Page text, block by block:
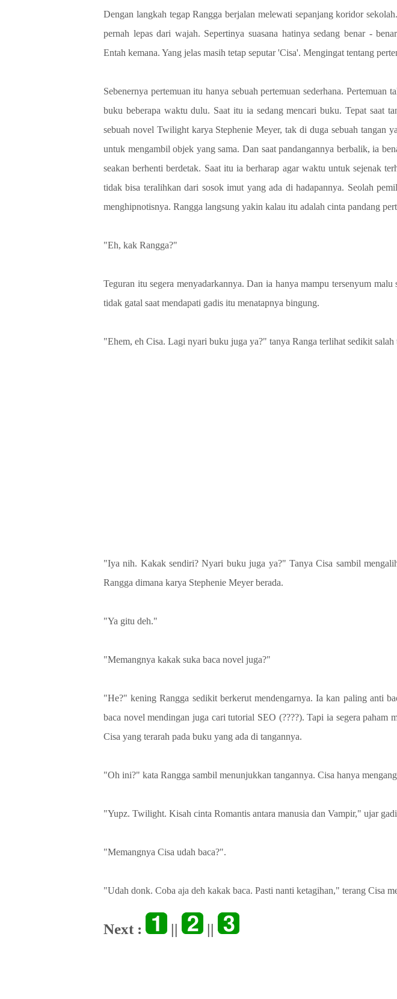
Dengan langkah tegap Rangga berjalan melewati sepanjang koridor sekolah.
pernah lepas dari wajah. Sepertinya suasana hatinya sedang benar -
Entah kemana. Yang jelas masih tetap seputar 'Cisa'. Mengingat tentang
Sebenernya pertemuan itu hanya sebuah pertemuan sederhana. Pertemuan
buku beberapa waktu dulu. Saat itu ia sedang mencari buku. Tepat saat
sebuah novel Twilight karya Stephenie Meyer, tak di duga sebuah tangan
untuk mengambil objek yang sama. Dan saat pandangannya berbalik, ia
seakan berhenti berdetak. Saat itu ia berharap agar waktu untuk sejenak
tidak bisa teralihkan dari sosok imut yang ada di hadapannya. Seolah
menghipnotisnya. Rangga langsung yakin kalau itu adalah cinta pandang
"Eh, kak Rangga?"
Teguran itu segera menyadarkannya. Dan ia hanya mampu tersenyum
tidak gatal saat mendapati gadis itu menatapnya bingung.
"Ehem, eh Cisa. Lagi nyari buku juga ya?" tanya Ranga terlihat sedikit salah
"Iya nih. Kakak sendiri? Nyari buku juga ya?" Tanya Cisa sambil
Rangga dimana karya Stephenie Meyer berada.
"Ya gitu deh."
"Memangnya kakak suka baca novel juga?"
"He?" kening Rangga sedikit berkerut mendengarnya. Ia kan paling anti
baca novel mendingan juga cari tutorial SEO (????). Tapi ia segera paham
Cisa yang terarah pada buku yang ada di tangannya.
"Oh ini?" kata Rangga sambil menunjukkan tangannya. Cisa hanya
"Yupz. Twilight. Kisah cinta Romantis antara manusia dan Vampir," ujar
"Memangnya Cisa udah baca?".
"Udah donk. Coba aja deh kakak baca. Pasti nanti ketagihan," terang Cisa
Next : || ||